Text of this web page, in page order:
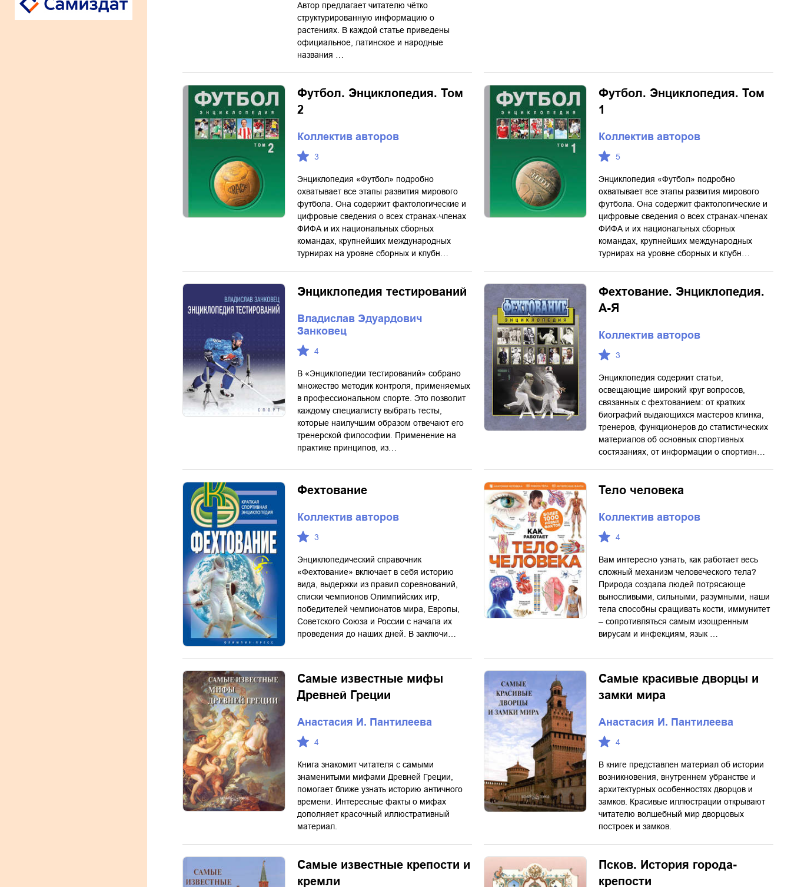
Автор предлагает читателю чётко
структурированную информацию о
растениях. В каждой статье приведены
официальное, латинское и народные
названия …
Футбол. Энциклопедия. Том
2
Коллектив авторов
3
Энциклопедия «Футбол» подробно
охватывает все этапы развития мирового
футбола. Она содержит фактологические и
цифровые сведения о всех странах-членах
ФИФА и их национальных сборных
командах, крупнейших международных
турнирах на уровне сборных и клубн…
Футбол. Энциклопедия. Том
1
Коллектив авторов
5
Энциклопедия «Футбол» подробно
охватывает все этапы развития мирового
футбола. Она содержит фактологические и
цифровые сведения о всех странах-членах
ФИФА и их национальных сборных
командах, крупнейших международных
турнирах на уровне сборных и клубн…
Энциклопедия тестирований
Владислав Эдуардович
Занковец
4
В «Энциклопедии тестирований» собрано
множество методик контроля, применяемых
в профессиональном спорте. Это позволит
каждому специалисту выбрать тесты,
которые наилучшим образом отвечают его
тренерской философии. Применение на
практике принципов, из…
Фехтование. Энциклопедия.
А-Я
Коллектив авторов
3
Энциклопедия содержит статьи,
освещающие широкий круг вопросов,
связанных с фехтованием: от кратких
биографий выдающихся мастеров клинка,
тренеров, функционеров до статистических
материалов об основных спортивных
состязаниях, от информации о спортивн…
Фехтование
Коллектив авторов
3
Энциклопедический справочник
«Фехтование» включает в себя историю
вида, выдержки из правил соревнований,
списки чемпионов Олимпийских игр,
победителей чемпионатов мира, Европы,
Советского Союза и России с начала их
проведения до наших дней. В заключи…
Тело человека
Коллектив авторов
4
Вам интересно узнать, как работает весь
сложный механизм человеческого тела?
Природа создала людей потрясающе
выносливыми, сильными, разумными, наши
тела способны сращивать кости, иммунитет
– сопротивляться самым изощренным
вирусам и инфекциям, язык …
Самые известные мифы
Древней Греции
Анастасия И. Пантилеева
4
Книга знакомит читателя с самыми
знаменитыми мифами Древней Греции,
помогает ближе узнать историю aнтичного
времени. Интересные факты о мифах
дополняет красочный иллюстративный
материал.
Самые красивые дворцы и
замки мира
Анастасия И. Пантилеева
4
В книге представлен материал об истории
возникновения, внутреннем убранстве и
архитектурных особенностях дворцов и
замков. Красивые иллюстрации открывают
читателю волшебный мир дворцовых
построек и замков.
Самые известные крепости и
кремли
Псков. История города-
крепости